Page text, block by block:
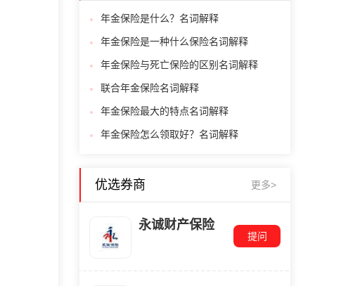
年金保险是什么？名词解释
年金保险是一种什么保险名词解释
年金保险与死亡保险的区别名词解释
联合年金保险名词解释
年金保险最大的特点名词解释
年金保险怎么领取好？名词解释
优选券商 更多>
永诚财产保险
提问